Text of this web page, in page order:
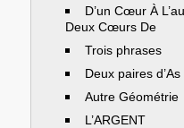
D’un Cœur À
Deux Cœurs De
Trois phrases
Deux paires d’As
Autre Géométrie
L’ARGENT